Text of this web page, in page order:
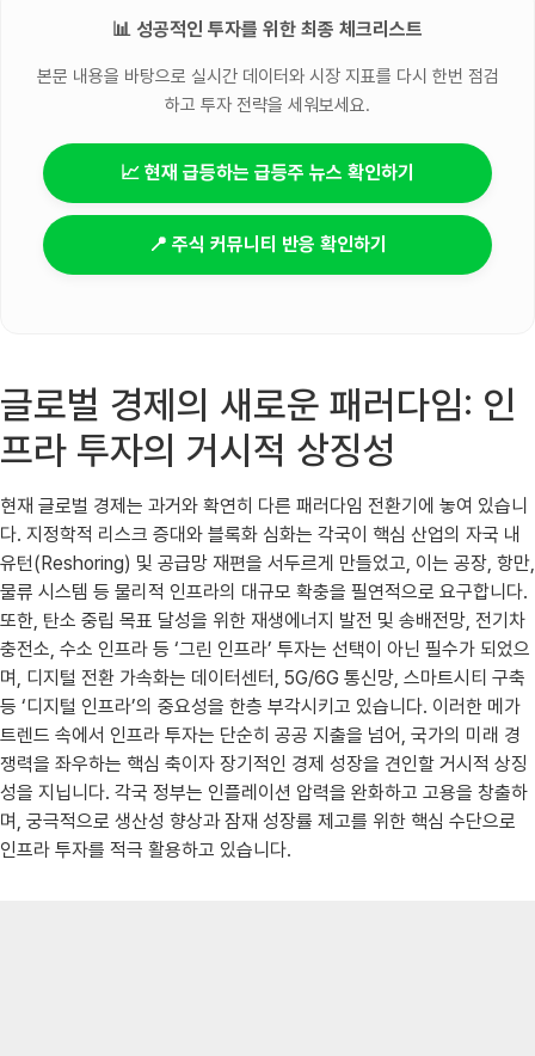
📊 성공적인 투자를 위한 최종 체크리스트
본문 내용을 바탕으로 실시간 데이터와 시장 지표를 다시 한번 점검
하고 투자 전략을 세워보세요.
📈 현재 급등하는 급등주 뉴스 확인하기
📍 주식 커뮤니티 반응 확인하기
글로벌 경제의 새로운 패러다임: 인
프라 투자의 거시적 상징성
현재 글로벌 경제는 과거와 확연히 다른 패러다임 전환기에 놓여 있습니
다. 지정학적 리스크 증대와 블록화 심화는 각국이 핵심 산업의 자국 내
유턴(Reshoring) 및 공급망 재편을 서두르게 만들었고, 이는 공장, 항만,
물류 시스템 등 물리적 인프라의 대규모 확충을 필연적으로 요구합니다.
또한, 탄소 중립 목표 달성을 위한 재생에너지 발전 및 송배전망, 전기차
충전소, 수소 인프라 등 ‘그린 인프라’ 투자는 선택이 아닌 필수가 되었으
며, 디지털 전환 가속화는 데이터센터, 5G/6G 통신망, 스마트시티 구축
등 ‘디지털 인프라’의 중요성을 한층 부각시키고 있습니다. 이러한 메가
트렌드 속에서 인프라 투자는 단순히 공공 지출을 넘어, 국가의 미래 경
쟁력을 좌우하는 핵심 축이자 장기적인 경제 성장을 견인할 거시적 상징
성을 지닙니다. 각국 정부는 인플레이션 압력을 완화하고 고용을 창출하
며, 궁극적으로 생산성 향상과 잠재 성장률 제고를 위한 핵심 수단으로
인프라 투자를 적극 활용하고 있습니다.